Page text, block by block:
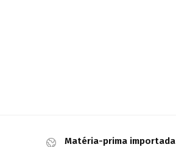
Matéria-prima importada